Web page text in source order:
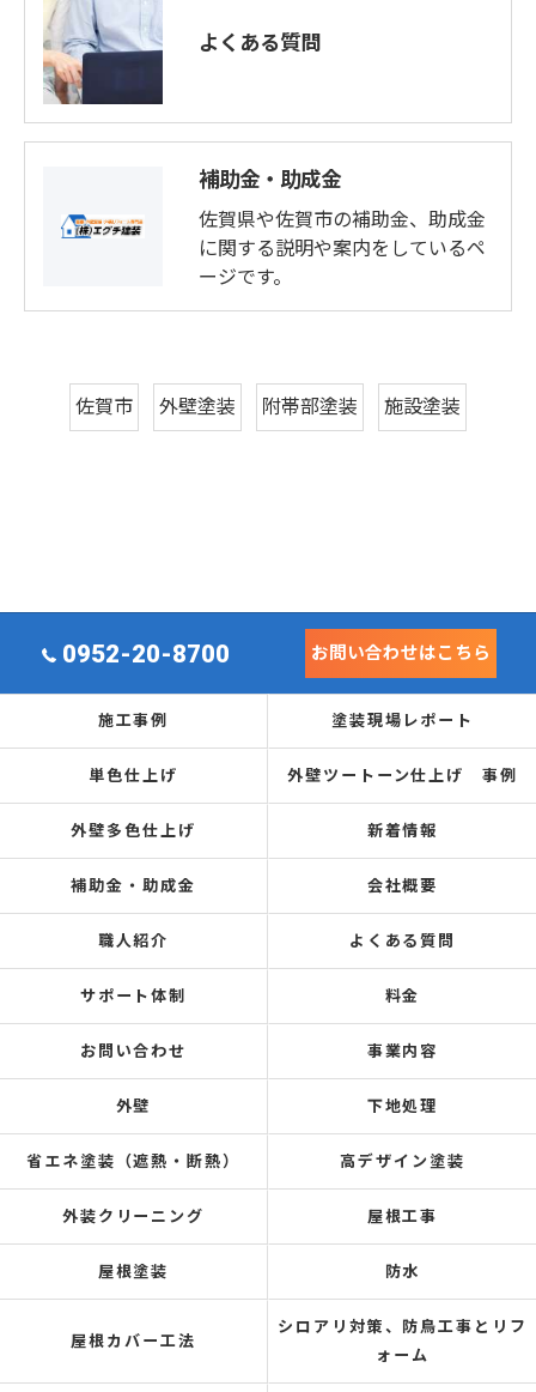
よくある質問
補助金・助成金
佐賀県や佐賀市の補助金、助成金
に関する説明や案内をしているペ
ージです。
佐賀市 外壁塗装 附帯部塗装 施設塗装
0952-20-8700 お問い合わせはこちら
施工事例 塗装現場レポート
単色仕上げ 外壁ツートーン仕上げ 事例
外壁多色仕上げ 新着情報
補助金・助成金 会社概要
職人紹介 よくある質問
サポート体制 料金
お問い合わせ 事業内容
外壁 下地処理
省エネ塗装（遮熱・断熱） 高デザイン塗装
外装クリーニング 屋根工事
屋根塗装 防水
屋根カバー工法
シロアリ対策、防鳥工事とリフ
ォーム